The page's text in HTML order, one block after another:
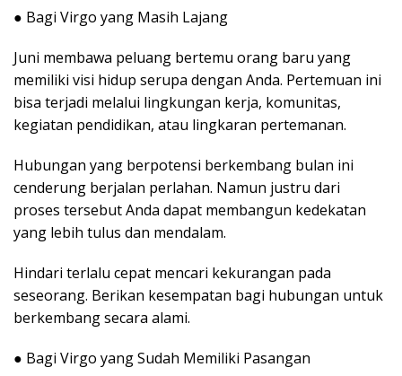
● Bagi Virgo yang Masih Lajang
Juni membawa peluang bertemu orang baru yang
memiliki visi hidup serupa dengan Anda. Pertemuan ini
bisa terjadi melalui lingkungan kerja, komunitas,
kegiatan pendidikan, atau lingkaran pertemanan.
Hubungan yang berpotensi berkembang bulan ini
cenderung berjalan perlahan. Namun justru dari
proses tersebut Anda dapat membangun kedekatan
yang lebih tulus dan mendalam.
Hindari terlalu cepat mencari kekurangan pada
seseorang. Berikan kesempatan bagi hubungan untuk
berkembang secara alami.
● Bagi Virgo yang Sudah Memiliki Pasangan